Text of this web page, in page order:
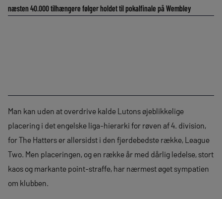
næsten 40.000 tilhængere følger holdet til pokalfinale på Wembley
Man kan uden at overdrive kalde Lutons øjeblikkelige
placering i det engelske liga-hierarki for røven af 4. division,
for The Hatters er allersidst i den fjerdebedste række, League
Two. Men placeringen, og en række år med dårlig ledelse, stort
kaos og markante point-straffe, har nærmest øget sympatien
om klubben.